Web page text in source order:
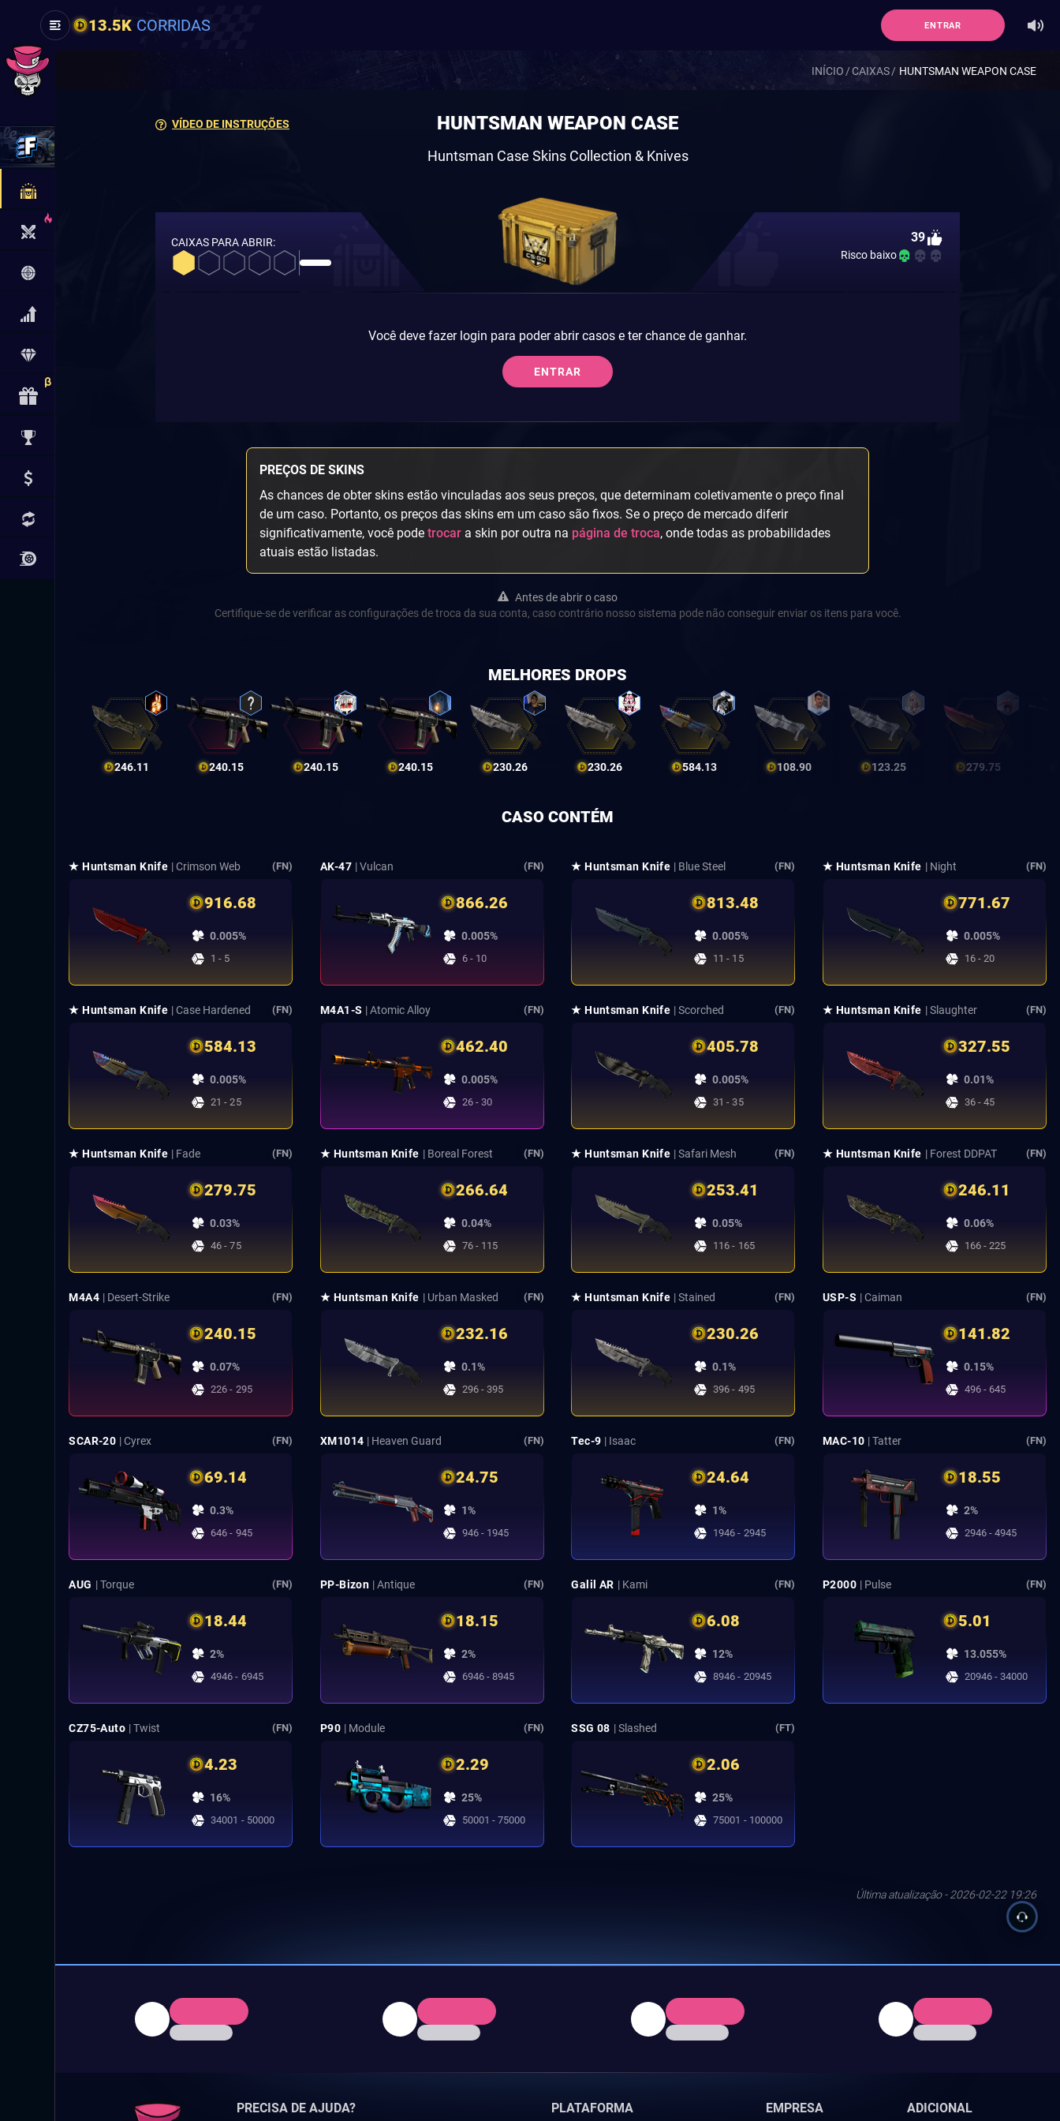
13.5K CORRIDAS ENTRAR
INÍCIO CAIXAS HUNTSMAN WEAPON CASE
VÍDEO DE INSTRUÇÕES HUNTSMAN WEAPON CASE
Huntsman Case Skins Collection & Knives
CAIXAS PARA ABRIR: 39
Risco baixo
Você deve fazer login para poder abrir casos e ter chance de ganhar.
ENTRAR
PREÇOS DE SKINS
As chances de obter skins estão vinculadas aos seus preços, que determinam coletivamente o preço final
de um caso. Portanto, os preços das skins em um caso são fixos. Se o preço de mercado diferir
significativamente, você pode trocar a skin por outra na página de troca, onde todas as probabilidades
atuais estão listadas.
Antes de abrir o caso
Certifique-se de verificar as configurações de troca da sua conta, caso contrário nosso sistema pode não conseguir enviar os itens para você.
MELHORES DROPS
246.11 240.15 240.15 240.15 230.26 230.26 584.13 108.90 123.25 279.75
CASO CONTÉM
★ Huntsman Knife | Crimson Web (FN)
916.68
0.005%
1 - 5
AK-47 | Vulcan (FN)
866.26
0.005%
6 - 10
★ Huntsman Knife | Blue Steel (FN)
813.48
0.005%
11 - 15
★ Huntsman Knife | Night (FN)
771.67
0.005%
16 - 20
★ Huntsman Knife | Case Hardened (FN)
584.13
0.005%
21 - 25
M4A1-S | Atomic Alloy (FN)
462.40
0.005%
26 - 30
★ Huntsman Knife | Scorched (FN)
405.78
0.005%
31 - 35
★ Huntsman Knife | Slaughter (FN)
327.55
0.01%
36 - 45
★ Huntsman Knife | Fade (FN)
279.75
0.03%
46 - 75
★ Huntsman Knife | Boreal Forest (FN)
266.64
0.04%
76 - 115
★ Huntsman Knife | Safari Mesh (FN)
253.41
0.05%
116 - 165
★ Huntsman Knife | Forest DDPAT (FN)
246.11
0.06%
166 - 225
M4A4 | Desert-Strike (FN)
240.15
0.07%
226 - 295
★ Huntsman Knife | Urban Masked (FN)
232.16
0.1%
296 - 395
★ Huntsman Knife | Stained (FN)
230.26
0.1%
396 - 495
USP-S | Caiman (FN)
141.82
0.15%
496 - 645
SCAR-20 | Cyrex (FN)
69.14
0.3%
646 - 945
XM1014 | Heaven Guard (FN)
24.75
1%
946 - 1945
Tec-9 | Isaac (FN)
24.64
1%
1946 - 2945
MAC-10 | Tatter (FN)
18.55
2%
2946 - 4945
AUG | Torque (FN)
18.44
2%
4946 - 6945
PP-Bizon | Antique (FN)
18.15
2%
6946 - 8945
Galil AR | Kami (FN)
6.08
12%
8946 - 20945
P2000 | Pulse (FN)
5.01
13.055%
20946 - 34000
CZ75-Auto | Twist (FN)
4.23
16%
34001 - 50000
P90 | Module (FN)
2.29
25%
50001 - 75000
SSG 08 | Slashed (FT)
2.06
25%
75001 - 100000
Última atualização - 2026-02-22 19:26
PRECISA DE AJUDA? PLATAFORMA EMPRESA ADICIONAL